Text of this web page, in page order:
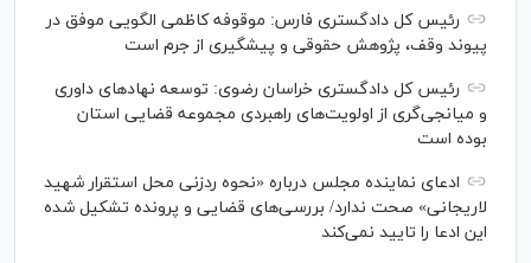
رئیس کل دادگستری فارس: موقوفه کاظمی الگویی موفق در
پیوند وقف، پژوهش حقوقی و پیشگیری از جرم است
رئیس کل دادگستری خراسان رضوی: توسعه نهاد‌های داوری
و میانجی‌گری از اولویت‌های راهبردی مجموعه قضایی استان
بوده است
ادعای نماینده مجلس درباره «نحوه ردزنی محل استقرار شهید
لاریجانی» صحت ندارد/ بررسی‌های قضایی و پرونده تشکیل شده
این ادعا را تایید نمی‌کند